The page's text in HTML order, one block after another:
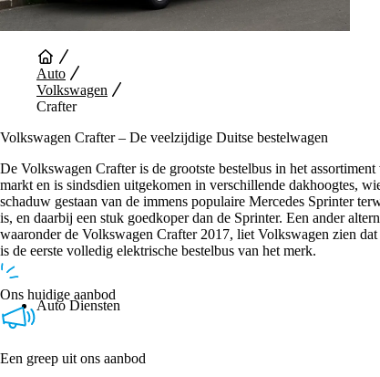
Auto Diensten
Auto
Volkswagen
Crafter
Volkswagen Crafter – De veelzijdige Duitse bestelwagen
De Volkswagen Crafter is de grootste bestelbus in het
markt en is sindsdien uitgekomen in verschillende dakhoogtes,
schaduw gestaan van de immens populaire Mercedes Sprinter
is, en daarbij een stuk goedkoper dan de Sprinter. Een ander
waaronder de Volkswagen Crafter 2017, liet Volkswagen zien
is de eerste volledig elektrische bestelbus van het merk.
Ons huidige aanbod
Een greep uit ons aanbod